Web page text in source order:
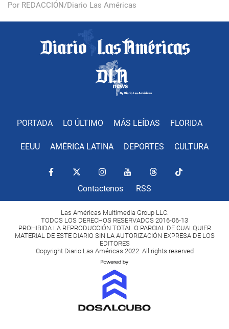
Por REDACCIÓN/Diario Las Américas
PORTADA LO ÚLTIMO MÁS LEÍDAS FLORIDA
EEUU AMÉRICA LATINA DEPORTES CULTURA
Contactenos RSS
Las Américas Multimedia Group LLC.
TODOS LOS DERECHOS RESERVADOS 2016-06-13
PROHIBIDA LA REPRODUCCIÓN TOTAL O PARCIAL DE CUALQUIER
MATERIAL DE ESTE DIARIO SIN LA AUTORIZACIÓN EXPRESA DE LOS
EDITORES
Copyright Diario Las Américas 2022. All rights reserved